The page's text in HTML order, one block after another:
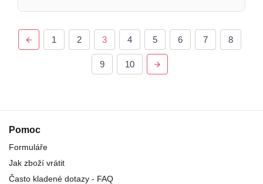
1 2 3 4 5 6 7 8
9 10
Pomoc
Formuláře
Jak zboží vrátit
Často kladené dotazy - FAQ